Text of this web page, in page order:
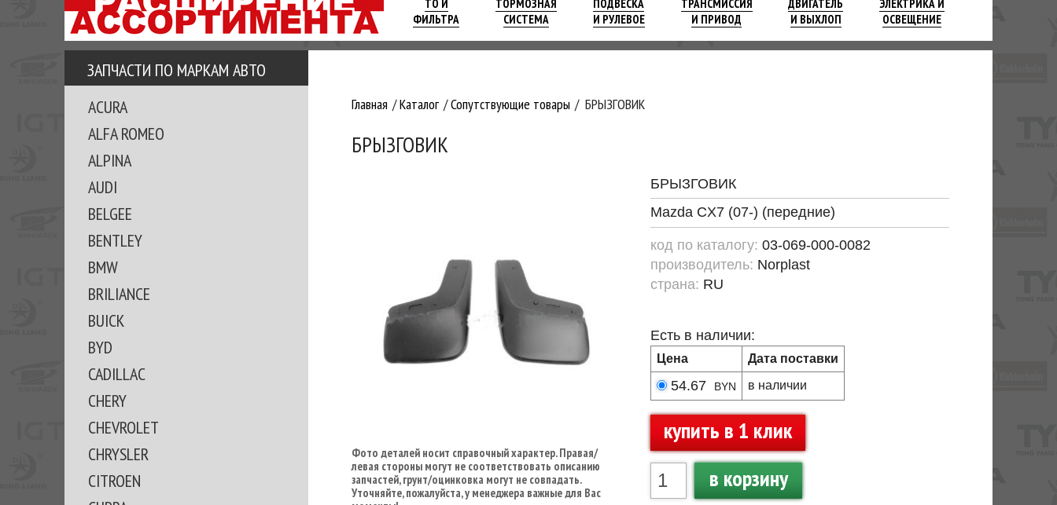
ТО И
ФИЛЬТРА
ТОРМОЗНАЯ
СИСТЕМА
ПОДВЕСКА
И РУЛЕВОЕ
ТРАНСМИССИЯ
И ПРИВОД
ДВИГАТЕЛЬ
И ВЫХЛОП
ЭЛЕКТРИКА И
ОСВЕЩЕНИЕ
ЗАПЧАСТИ ПО МАРКАМ АВТО
ACURA
ALFA ROMEO
ALPINA
AUDI
BELGEE
BENTLEY
BMW
BRILIANCE
BUICK
BYD
CADILLAC
CHERY
CHEVROLET
CHRYSLER
CITROEN
Главная Каталог Сопутствующие товары БРЫЗГОВИК
БРЫЗГОВИК
Фото деталей носит справочный характер. Правая/
левая стороны могут не соответствовать описанию
запчастей, грунт/оцинковка могут не совпадать.
Уточняйте, пожалуйста, у менеджера важные для Вас
БРЫЗГОВИК
Mazda CX7 (07-) (передние)
код по каталогу: 03-069-000-0082
производитель: Norplast
страна: RU
Есть в наличии:
Цена Дата поставки
54.67 BYN в наличии
купить в 1 клик
в корзину